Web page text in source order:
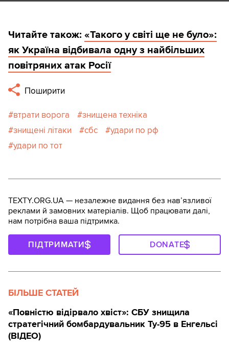
Читайте також: «Такого у світі ще не було»:
як Україна відбивала одну з найбільших
повітряних атак Росії
Поширити
втрати ворога
знищена техніка
знищені літаки
сбс
удари по рф
удари по тот
TEXTY.ORG.UA — незалежне видання без навʼязливої
реклами й замовних матеріалів. Щоб працювати далі,
нам потрібна ваша підтримка.
ПІДТРИМАТИ DONATE
БІЛЬШЕ СТАТЕЙ
«Повністю відірвало хвіст»: СБУ знищила
стратегічний бомбардувальник Ту-95 в Енгельсі
(ВІДЕО)